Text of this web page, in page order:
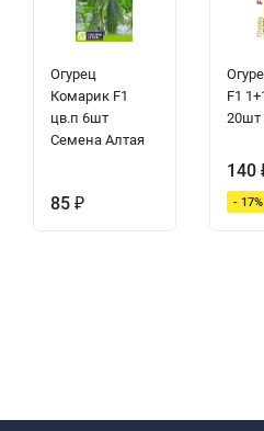
Огурец
Комарик F1
цв.п 6шт
Семена Алтая
85 ₽
F1
20шт
140
- 17%